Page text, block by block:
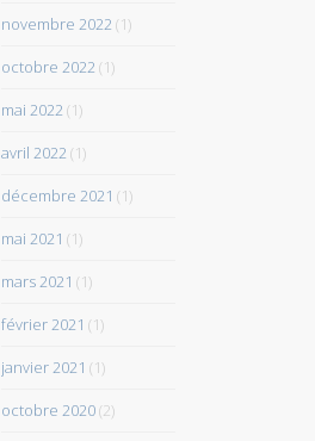
novembre 2022 (1)
octobre 2022 (1)
mai 2022 (1)
avril 2022 (1)
décembre 2021 (1)
mai 2021 (1)
mars 2021 (1)
février 2021 (1)
janvier 2021 (1)
octobre 2020(2)